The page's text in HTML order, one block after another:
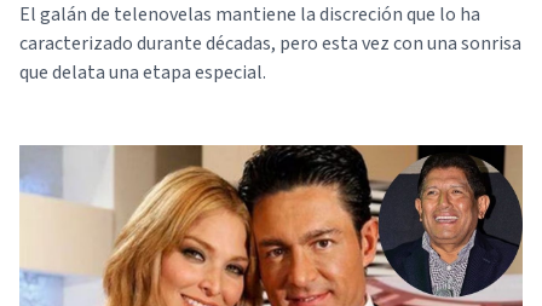
El galán de telenovelas mantiene la discreción que lo ha
caracterizado durante décadas, pero esta vez con una sonrisa
que delata una etapa especial.